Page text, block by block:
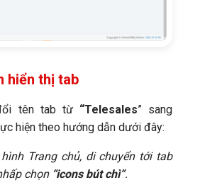
hiển thị tab
tên tab từ “Telesales” sang
hiện theo hướng dẫn dưới đây:
Trang chủ, di chuyển tới tab
chọn “icons bút chì”.